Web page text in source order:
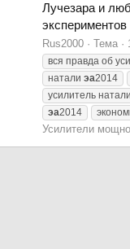
Лучезара и
Rus2000 Тема
вся правда об
натали эа2014
усилитель натали
эа2014
Усилители